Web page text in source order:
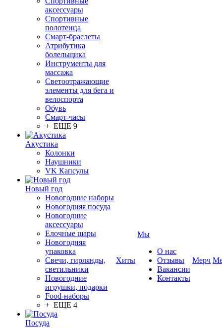
аксессуары
Спортивные
полотенца
Смарт-браслеты
Атрибутика
болельщика
Инструменты для
массажа
Светоотражающие
элементы для бега и
велоспорта
Обувь
Смарт-часы
+ ЕЩЕ 9
Акустика
Колонки
Наушники
VK Капсулы
Новый год
Новогодние наборы
Новогодняя посуда
Новогодние
аксессуары
Елочные шары
Новогодняя
упаковка
Свечи, гирлянды,
светильники
Новогодние
игрушки, подарки
Food-наборы
+ ЕЩЕ 4
Посуда
Хиты
Мы
О нас
Отзывы
Вакансии
Контакты
Мерч